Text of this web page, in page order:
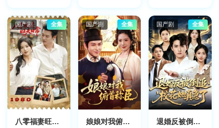
国产剧 全集
八零福妻旺夫日常
国产剧 全集
娘娘对我俯首称臣
国产剧 全集
退婚反被倒追，校花她真急了